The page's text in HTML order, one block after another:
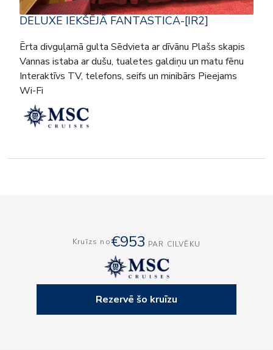
DELUXE IEKŠĒJĀ FANTASTICA-[IR2]
Ērta divguļamā gulta Sēdvieta ar dīvānu Plašs skapis
Vannas istaba ar dušu, tualetes galdiņu un matu fēnu
Interaktīvs TV, telefons, seifs un minibārs Pieejams
Wi-Fi
Kruīzs no€953 PAR CILVĒKU
Rezervē šo kruīzu